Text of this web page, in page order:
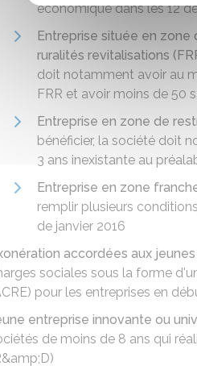
économique dans les 12
Entreprise située en zone
ruralités revitalisations
doit notamment avoir au
FRR et avoir moins de 50
Entreprise en zone de
bénéficier, la société doit
3 ans inexistante au
Entreprise en zone
remplir plusieurs
de janvier 2016
accordées aux
sociales sous la forme
pour les entreprises en
entreprise innovante ou
de moins de 8 ans qui
)